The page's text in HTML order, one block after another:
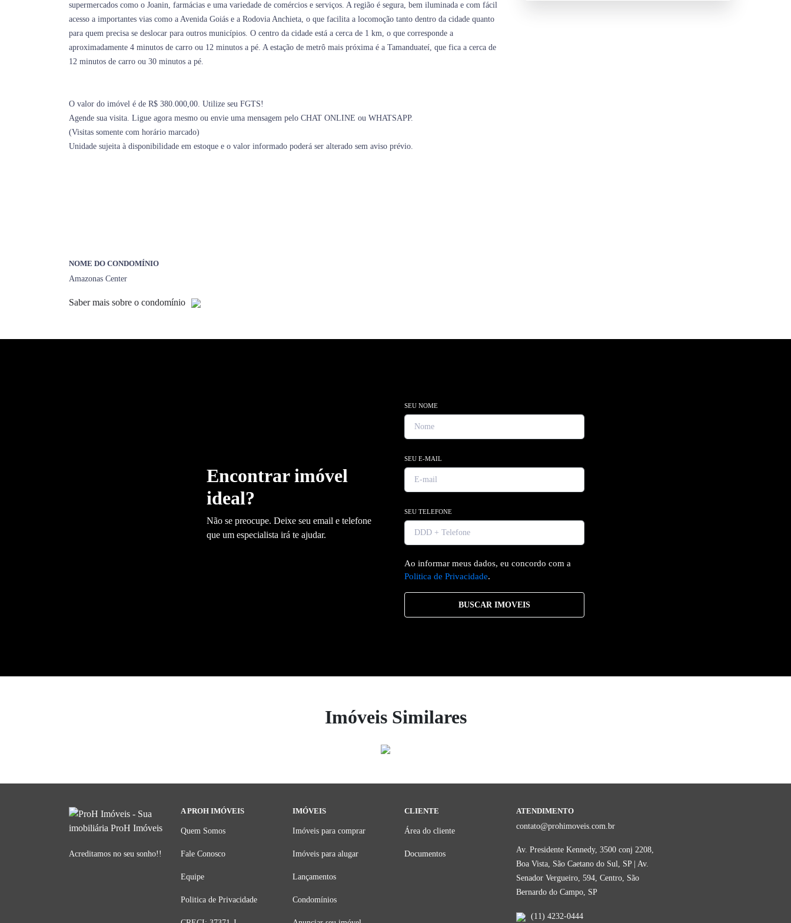
supermercados como o Joanin, farmácias e uma variedade de comércios e serviços. A região é segura, bem iluminada e com fácil
acesso a importantes vias como a Avenida Goiás e a Rodovia Anchieta, o que facilita a locomoção tanto dentro da cidade quanto
para quem precisa se deslocar para outros municípios. O centro da cidade está a cerca de 1 km, o que corresponde a
aproximadamente 4 minutos de carro ou 12 minutos a pé. A estação de metrô mais próxima é a Tamanduateí, que fica a cerca de
12 minutos de carro ou 30 minutos a pé.
O valor do imóvel é de R$ 380.000,00. Utilize seu FGTS!
Agende sua visita. Ligue agora mesmo ou envie uma mensagem pelo CHAT ONLINE ou WHATSAPP.
(Visitas somente com horário marcado)
Unidade sujeita à disponibilidade em estoque e o valor informado poderá ser alterado sem aviso prévio.
NOME DO CONDOMÍNIO
Amazonas Center
Saber mais sobre o condomínio
Encontrar imóvel
ideal?
Não se preocupe. Deixe seu email e telefone
que um especialista irá te ajudar.
SEU NOME
SEU E-MAIL
SEU TELEFONE
Ao informar meus dados, eu concordo com a
Politica de Privacidade.
BUSCAR IMOVEIS
Imóveis Similares
Acreditamos no seu sonho!!
A PROH IMÓVEIS
Quem Somos
Fale Conosco
Equipe
Politica de Privacidade
IMÓVEIS
Imóveis para comprar
Imóveis para alugar
Lançamentos
Condomínios
CLIENTE
Área do cliente
Documentos
ATENDIMENTO
contato@prohimoveis.com.br
Av. Presidente Kennedy, 3500 conj 2208,
Boa Vista, São Caetano do Sul, SP | Av.
Senador Vergueiro, 594, Centro, São
Bernardo do Campo, SP
(11) 4232-0444